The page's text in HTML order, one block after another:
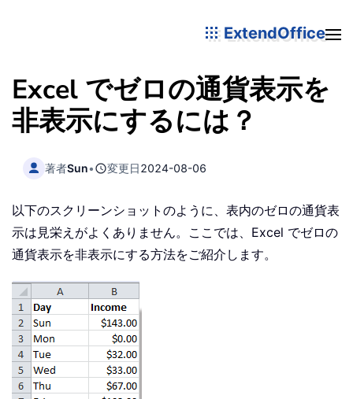
ExtendOffice
Excel でゼロの通貨表示を
非表示にするには？
著者Sun• 変更日2024-08-06
以下のスクリーンショットのように、表内のゼロの通貨表
示は見栄えがよくありません。ここでは、Excel でゼロの
通貨表示を非表示にする方法をご紹介します。